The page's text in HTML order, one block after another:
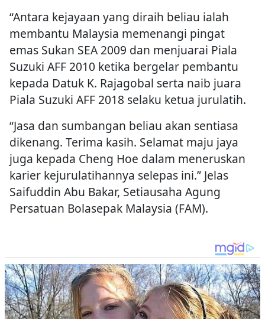
“Antara kejayaan yang diraih beliau ialah
membantu Malaysia memenangi pingat
emas Sukan SEA 2009 dan menjuarai Piala
Suzuki AFF 2010 ketika bergelar pembantu
kepada Datuk K. Rajagobal serta naib juara
Piala Suzuki AFF 2018 selaku ketua jurulatih.
“Jasa dan sumbangan beliau akan sentiasa
dikenang. Terima kasih. Selamat maju jaya
juga kepada Cheng Hoe dalam meneruskan
karier kejurulatihannya selepas ini.” Jelas
Saifuddin Abu Bakar, Setiausaha Agung
Persatuan Bolasepak Malaysia (FAM).